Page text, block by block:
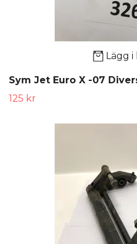
Lägg
Sym Jet Euro X -07
125 kr